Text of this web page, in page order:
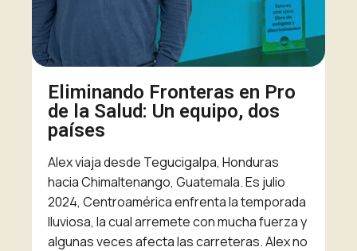
Eliminando Fronteras en Pro
de la Salud: Un equipo, dos
países
Alex viaja desde Tegucigalpa, Honduras
hacia Chimaltenango, Guatemala. Es julio
2024, Centroamérica enfrenta la temporada
lluviosa, la cual arremete con mucha fuerza y
algunas veces afecta las carreteras. Alex no